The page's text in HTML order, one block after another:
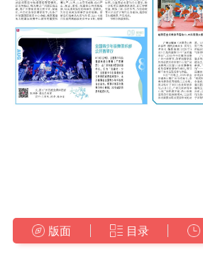
版面 目录